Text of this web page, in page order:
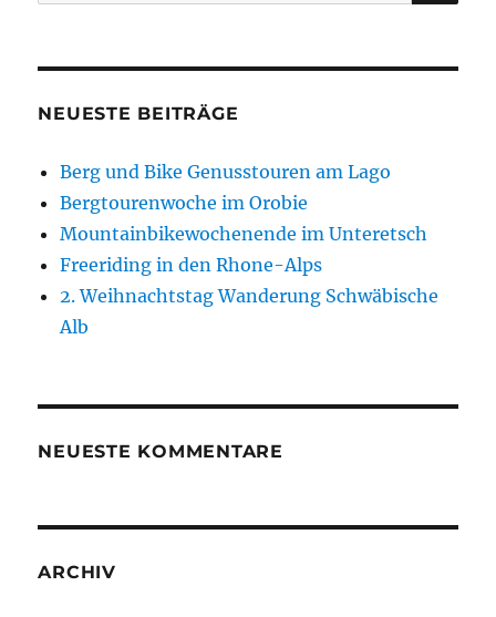
NEUESTE BEITRÄGE
Berg und Bike Genusstouren am Lago
Bergtourenwoche im Orobie
Mountainbikewochenende im Unteretsch
Freeriding in den Rhone-Alps
2. Weihnachtstag Wanderung Schwäbische
Alb
NEUESTE KOMMENTARE
ARCHIV